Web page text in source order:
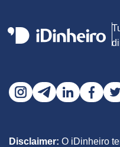
Disclaimer: O iDinheiro